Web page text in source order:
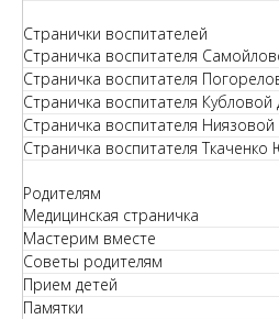
Странички воспитателей
Страничка воспитателя
Страничка воспитателя
Страничка воспитателя Кубловой
Страничка воспитателя Ниязовой
Страничка воспитателя Ткаченко
Родителям
Медицинская страничка
Мастерим вместе
Советы родителям
Прием детей
Памятки